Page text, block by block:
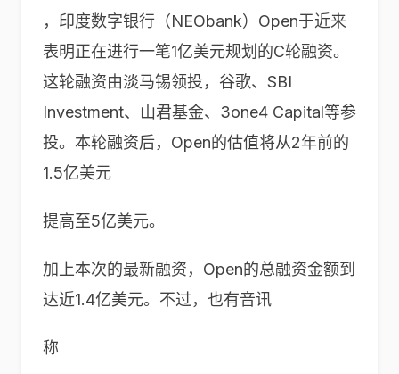
，印度数字银行（NEObank）Open于近来
表明正在进行一笔1亿美元规划的C轮融资。
这轮融资由淡马锡领投，谷歌、SBI
Investment、山君基金、3one4 Capital等参
投。本轮融资后，Open的估值将从2年前的
1.5亿美元
提高至5亿美元。
加上本次的最新融资，Open的总融资金额到
达近1.4亿美元。不过，也有音讯
称